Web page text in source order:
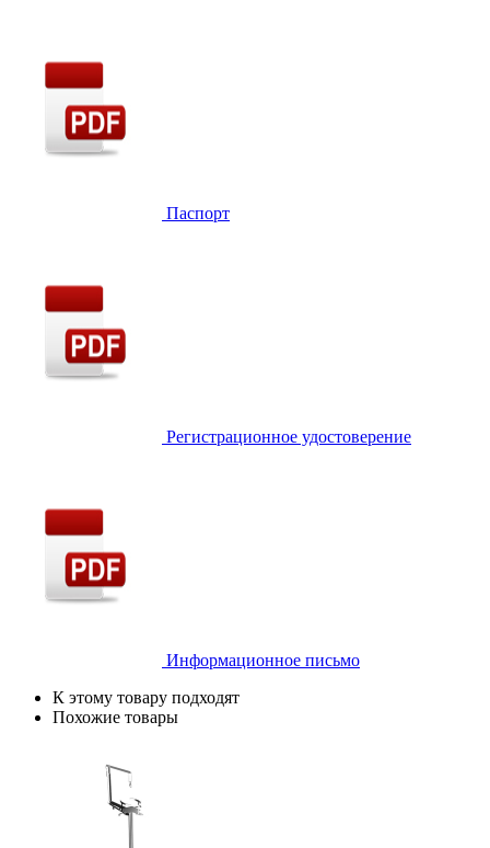
Паспорт
Регистрационное удостоверение
Информационное письмо
К этому товару подходят
Похожие товары